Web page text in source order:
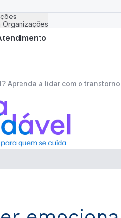
Organizações
Aprenda a lidar com o transtorno